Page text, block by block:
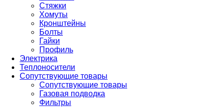
Стяжки
Хомуты
Кронштейны
Болты
Гайки
Профиль
Электрика
Теплоносители
Сопутствующие товары
Сопутствующие товары
Газовая подводка
Фильтры